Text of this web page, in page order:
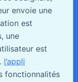
envoie une
est
une
est
l’appli
fonctionnalités